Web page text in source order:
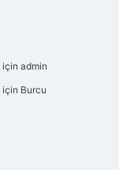
için admin
için Burcu